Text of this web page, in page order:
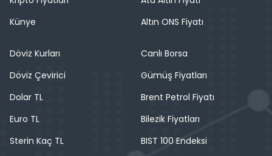
Künye
Altın ONS Fiyatı
Döviz Kurları
Döviz Çevirici
Dolar TL
Euro TL
Sterin Kaç TL
Canlı Borsa
Gümüş Fiyatları
Brent Petrol Fiyatı
Bilezik Fiyatları
BIST 100 Endeksi